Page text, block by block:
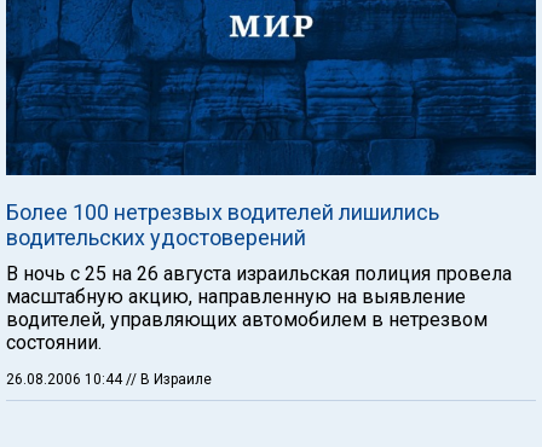
Более 100 нетрезвых водителей лишились
водительских удостоверений
В ночь с 25 на 26 августа израильская полиция провела
масштабную акцию, направленную на выявление
водителей, управляющих автомобилем в нетрезвом
состоянии.
26.08.2006 10:44 // В Израиле